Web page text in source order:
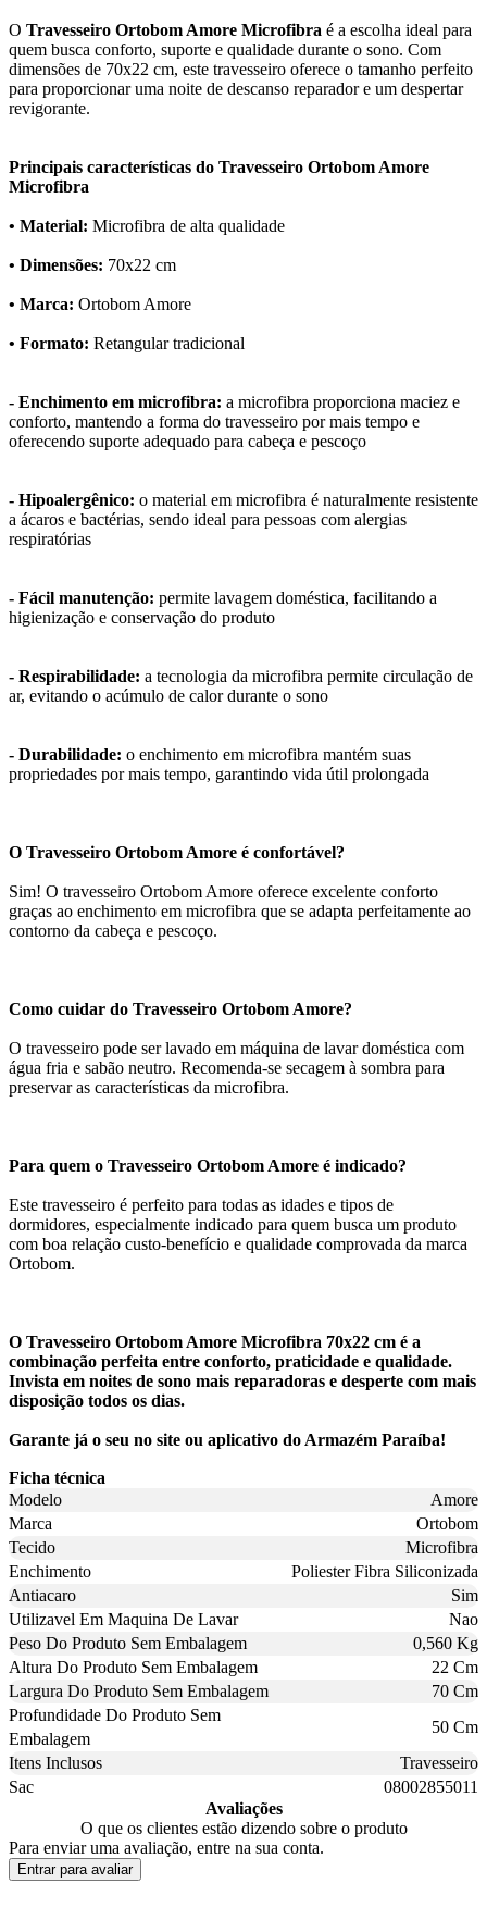
O Travesseiro Ortobom Amore Microfibra é a escolha ideal para
quem busca conforto, suporte e qualidade durante o sono. Com
dimensões de 70x22 cm, este travesseiro oferece o tamanho perfeito
para proporcionar uma noite de descanso reparador e um despertar
revigorante.
Principais características do Travesseiro Ortobom Amore
Microfibra
• Material: Microfibra de alta qualidade
• Dimensões: 70x22 cm
• Marca: Ortobom Amore
• Formato: Retangular tradicional
- Enchimento em microfibra: a microfibra proporciona maciez e
conforto, mantendo a forma do travesseiro por mais tempo e
oferecendo suporte adequado para cabeça e pescoço
- Hipoalergênico: o material em microfibra é naturalmente resistente
a ácaros e bactérias, sendo ideal para pessoas com alergias
respiratórias
- Fácil manutenção: permite lavagem doméstica, facilitando a
higienização e conservação do produto
- Respirabilidade: a tecnologia da microfibra permite circulação de
ar, evitando o acúmulo de calor durante o sono
- Durabilidade: o enchimento em microfibra mantém suas
propriedades por mais tempo, garantindo vida útil prolongada
O Travesseiro Ortobom Amore é confortável?
Sim! O travesseiro Ortobom Amore oferece excelente conforto
graças ao enchimento em microfibra que se adapta perfeitamente ao
contorno da cabeça e pescoço.
Como cuidar do Travesseiro Ortobom Amore?
O travesseiro pode ser lavado em máquina de lavar doméstica com
água fria e sabão neutro. Recomenda-se secagem à sombra para
preservar as características da microfibra.
Para quem o Travesseiro Ortobom Amore é indicado?
Este travesseiro é perfeito para todas as idades e tipos de
dormidores, especialmente indicado para quem busca um produto
com boa relação custo-benefício e qualidade comprovada da marca
Ortobom.
O Travesseiro Ortobom Amore Microfibra 70x22 cm é a
combinação perfeita entre conforto, praticidade e qualidade.
Invista em noites de sono mais reparadoras e desperte com mais
disposição todos os dias.
Garante já o seu no site ou aplicativo do Armazém Paraíba!
Ficha técnica
Modelo
Amore
Marca
Ortobom
Tecido
Microfibra
Enchimento
Poliester Fibra Siliconizada
Antiacaro
Sim
Utilizavel Em Maquina De Lavar
Nao
Peso Do Produto Sem Embalagem
0,560 Kg
Altura Do Produto Sem Embalagem
22 Cm
Largura Do Produto Sem Embalagem
70 Cm
Profundidade Do Produto Sem
Embalagem
50 Cm
Itens Inclusos
Travesseiro
Sac
08002855011
Avaliações
O que os clientes estão dizendo sobre o produto
Para enviar uma avaliação, entre na sua conta.
Entrar para avaliar